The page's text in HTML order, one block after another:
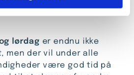
lørdag er endnu ikke
men der vil under alle
være god tid på